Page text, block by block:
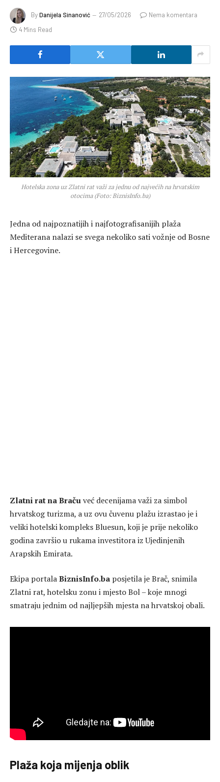
ByDanijela Sinanović 27/05/2026
Nema komentara
4 Mins Read
Hotelska zona uz Zlatni rat važi za jednu od najvećih na hrvatskim
otocima (Foto: BiznisInfo.ba)
Jedna od najpoznatijih i najfotografisanijih plaža
Mediterana nalazi se svega nekoliko sati vožnje od Bosne
i Hercegovine.
Zlatni rat na Bračuveć decenijama važi za simbol
hrvatskog turizma, a uz ovu čuvenu plažu izrastao je i
veliki hotelski kompleks Bluesun, koji je prije nekoliko
godina završio u rukama investitora iz Ujedinjenih
Arapskih Emirata.
Ekipa portalaBiznisInfo.ba posjetila je Brač, snimila
Zlatni rat, hotelsku zonu i mjesto Bol – koje mnogi
smatraju jednim od najljepših mjesta na hrvatskoj obali.
Plaža koja mijenja oblik